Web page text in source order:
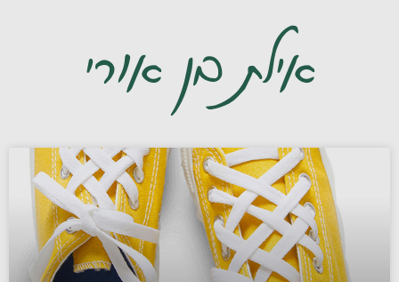
אילת בן אורי